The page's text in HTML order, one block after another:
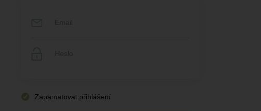
Zapamatovat přihlášení